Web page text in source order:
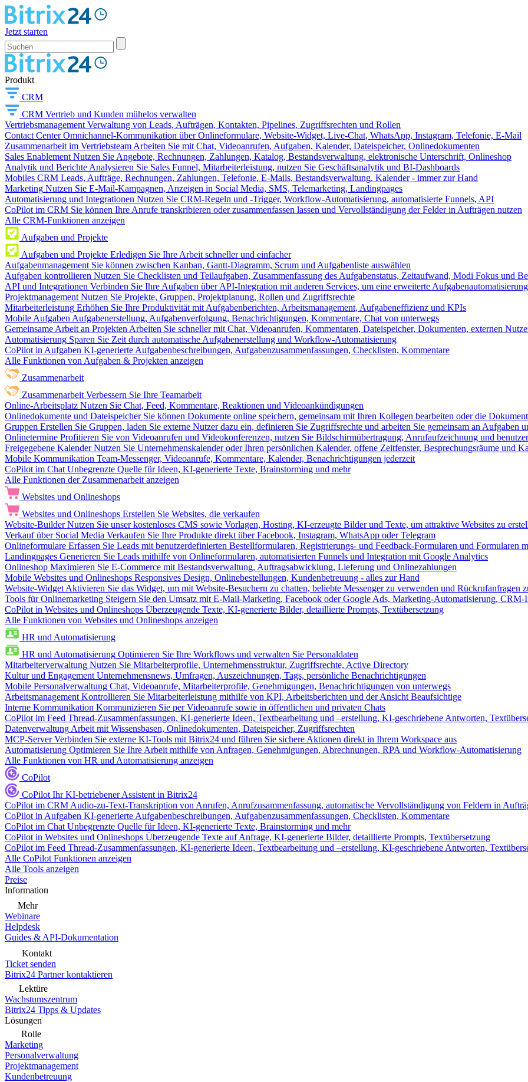
Jetzt starten
Produkt
CRM
CRM Vertrieb und Kunden mühelos verwalten
Vertriebsmanagement Verwaltung von Leads, Aufträgen, Kontakten, Pipelines, Zugriffsrechten und Rollen
Contact Center Omnichannel-Kommunikation über Onlineformulare, Website-Widget, Live-Chat, WhatsApp, Instagram, Telefonie, E-Mail
Zusammenarbeit im Vertriebsteam Arbeiten Sie mit Chat, Videoanrufen, Aufgaben, Kalender, Dateispeicher, Onlinedokumenten
Sales Enablement Nutzen Sie Angebote, Rechnungen, Zahlungen, Katalog, Bestandsverwaltung, elektronische Unterschrift, Onlineshop
Analytik und Berichte Analysieren Sie Sales Funnel, Mitarbeiterleistung, nutzen Sie Geschäftsanalytik und BI-Dashboards
Mobiles CRM Leads, Aufträge, Rechnungen, Zahlungen, Telefonie, E-Mails, Bestandsverwaltung, Kalender - immer zur Hand
Marketing Nutzen Sie E-Mail-Kampagnen, Anzeigen in Social Media, SMS, Telemarketing, Landingpages
Automatisierung und Integrationen Nutzen Sie CRM-Regeln und -Trigger, Workflow-Automatisierung, automatisierte Funnels, API
CoPilot im CRM Sie können Ihre Anrufe transkribieren oder zusammenfassen lassen und Vervollständigung der Felder in Aufträgen nutzen
Alle CRM-Funktionen anzeigen
Aufgaben und Projekte
Aufgaben und Projekte Erledigen Sie Ihre Arbeit schneller und einfacher
Aufgabenmanagement Sie können zwischen Kanban, Gantt-Diagramm, Scrum und Aufgabenliste auswählen
Aufgaben kontrollieren Nutzen Sie Checklisten und Teilaufgaben, Zusammenfassung des Aufgabenstatus, Zeitaufwand, Modi Fokus und
API und Integrationen Verbinden Sie Ihre Aufgaben über API-Integration mit anderen Services, um eine erweiterte
Projektmanagement Nutzen Sie Projekte, Gruppen, Projektplanung, Rollen und Zugriffsrechte
Mitarbeiterleistung Erhöhen Sie Ihre Produktivität mit Aufgabenberichten, Arbeitsmanagement, Aufgabeneffizienz und KPIs
Mobile Aufgaben Aufgabenerstellung, Aufgabenverfolgung, Benachrichtigungen, Kommentare, Chat von unterwegs
Gemeinsame Arbeit an Projekten Arbeiten Sie schneller mit Chat, Videoanrufen, Kommentaren, Dateispeicher, Dokumenten, externen
Automatisierung Sparen Sie Zeit durch automatische Aufgabenerstellung und Workflow-Automatisierung
CoPilot in Aufgaben KI-generierte Aufgabenbeschreibungen, Aufgabenzusammenfassungen, Checklisten, Kommentare
Alle Funktionen von Aufgaben & Projekten anzeigen
Zusammenarbeit
Zusammenarbeit Verbessern Sie Ihre Teamarbeit
Online-Arbeitsplatz Nutzen Sie Chat, Feed, Kommentare, Reaktionen und Videoankündigungen
Onlinedokumente und Dateispeicher Sie können Dokumente online speichern, gemeinsam mit Ihren Kollegen bearbeiten oder die
Gruppen Erstellen Sie Gruppen, laden Sie externe Nutzer dazu ein, definieren Sie Zugriffsrechte und arbeiten Sie gemeinsam an Aufgaben
Onlinetermine Profitieren Sie von Videoanrufen und Videokonferenzen, nutzen Sie Bildschirmübertragung, Anrufaufzeichnung und
Freigegebene Kalender Nutzen Sie Unternehmenskalender oder Ihren persönlichen Kalender, offene Zeitfenster, Besprechungsräume und
Mobile Kommunikation Team-Messenger, Videoanrufe, Kommentare, Kalender, Benachrichtigungen jederzeit
CoPilot im Chat Unbegrenzte Quelle für Ideen, KI-generierte Texte, Brainstorming und mehr
Alle Funktionen der Zusammenarbeit anzeigen
Websites und Onlineshops
Websites und Onlineshops Erstellen Sie Websites, die verkaufen
Website-Builder Nutzen Sie unser kostenloses CMS sowie Vorlagen, Hosting, KI-erzeugte Bilder und Texte, um attraktive Websites zu
Verkauf über Social Media Verkaufen Sie Ihre Produkte direkt über Facebook, Instagram, WhatsApp oder Telegram
Onlineformulare Erfassen Sie Leads mit benutzerdefinierten Bestellformularen, Registrierungs- und Feedback-Formularen und Formularen
Landingpages Generieren Sie Leads mithilfe von Onlineformularen, automatisierten Funnels und Integration mit Google Analytics
Onlineshop Maximieren Sie E-Commerce mit Bestandsverwaltung, Auftragsabwicklung, Lieferung und Onlinezahlungen
Mobile Websites und Onlineshops Responsives Design, Onlinebestellungen, Kundenbetreuung - alles zur Hand
Website-Widget Aktivieren Sie das Widget, um mit Website-Besuchern zu chatten, beliebte Messenger zu verwenden und Rückrufanfragen
Tools für Onlinemarketing Steigern Sie den Umsatz mit E-Mail-Marketing, Facebook oder Google Ads, Marketing-Automatisierung, CRM-
CoPilot in Websites und Onlineshops Überzeugende Texte, KI-generierte Bilder, detaillierte Prompts, Textübersetzung
Alle Funktionen von Websites und Onlineshops anzeigen
HR und Automatisierung
HR und Automatisierung Optimieren Sie Ihre Workflows und verwalten Sie Personaldaten
Mitarbeiterverwaltung Nutzen Sie Mitarbeiterprofile, Unternehmensstruktur, Zugriffsrechte, Active Directory
Kultur und Engagement Unternehmensnews, Umfragen, Auszeichnungen, Tags, persönliche Benachrichtigungen
Mobile Personalverwaltung Chat, Videoanrufe, Mitarbeiterprofile, Genehmigungen, Benachrichtigungen von unterwegs
Arbeitsmanagement Kontrollieren Sie Mitarbeiterleistung mithilfe von KPI, Arbeitsberichten und der Ansicht Beaufsichtige
Interne Kommunikation Kommunizieren Sie per Videoanrufe sowie in öffentlichen und privaten Chats
CoPilot im Feed Thread-Zusammenfassungen, KI-generierte Ideen, Textbearbeitung und –erstellung, KI-geschriebene Antworten,
Datenverwaltung Arbeit mit Wissensbasen, Onlinedokumenten, Dateispeicher, Zugriffsrechten
MCP-Server Verbinden Sie externe KI-Tools mit Bitrix24 und führen Sie sichere Aktionen direkt in Ihrem Workspace aus
Automatisierung Optimieren Sie Ihre Arbeit mithilfe von Anfragen, Genehmigungen, Abrechnungen, RPA und Workflow-Automatisierung
Alle Funktionen von HR und Automatisierung anzeigen
CoPilot
CoPilot Ihr KI-betriebener Assistent in Bitrix24
CoPilot im CRM Audio-zu-Text-Transkription von Anrufen, Anrufzusammenfassung, automatische Vervollständigung von Feldern in
CoPilot in Aufgaben KI-generierte Aufgabenbeschreibungen, Aufgabenzusammenfassungen, Checklisten, Kommentare
CoPilot im Chat Unbegrenzte Quelle für Ideen, KI-generierte Texte, Brainstorming und mehr
CoPilot in Websites und Onlineshops Überzeugende Texte auf Anfrage, KI-generierte Bilder, detaillierte Prompts, Textübersetzung
CoPilot im Feed Thread-Zusammenfassungen, KI-generierte Ideen, Textbearbeitung und –erstellung, KI-geschriebene Antworten,
Alle CoPilot Funktionen anzeigen
Alle Tools anzeigen
Preise
Information
Mehr
Webinare
Helpdesk
Guides & API-Dokumentation
Kontakt
Ticket senden
Bitrix24 Partner kontaktieren
Lektüre
Wachstumszentrum
Bitrix24 Tipps & Updates
Lösungen
Rolle
Marketing
Personalverwaltung
Projektmanagement
Kundenbetreuung